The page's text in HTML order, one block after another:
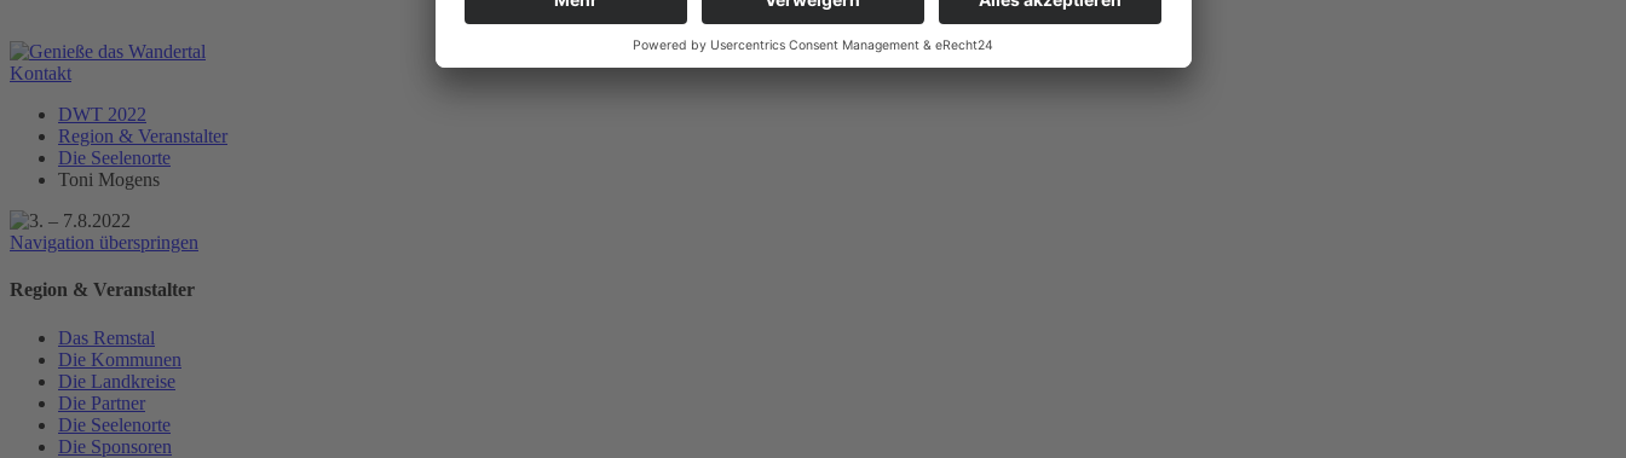
Kontakt
DWT 2022
Region & Veranstalter
Die Seelenorte
Toni Mogens
Navigation überspringen
Region & Veranstalter
Das Remstal
Die Kommunen
Die Landkreise
Die Partner
Die Seelenorte
Die Sponsoren